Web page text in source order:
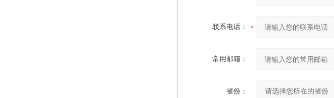
联系电话：
常用邮箱：
省份：